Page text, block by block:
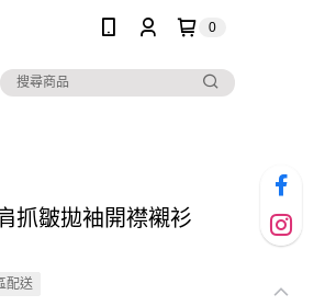
0
抓皺拋袖開襟襯衫
配送